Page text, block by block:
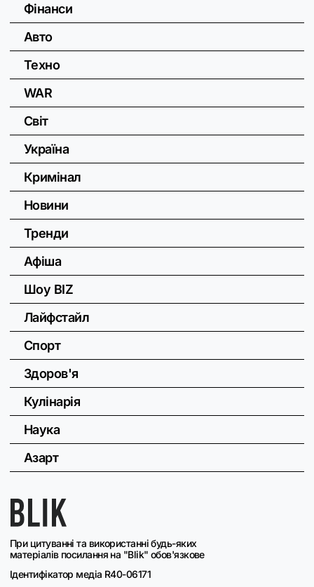
При цитуванні та використанні будь-яких
матеріалів посилання на "Blik" обов'язкове
Ідентифікатор медіа R40-06171
Фінанси
Авто
Техно
WAR
Світ
Україна
Кримінал
Новини
Тренди
Афіша
Шоу BIZ
Лайфстайл
Спорт
Здоров'я
Кулінарія
Наука
Азарт